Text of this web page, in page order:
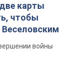
карты
чтобы
войны